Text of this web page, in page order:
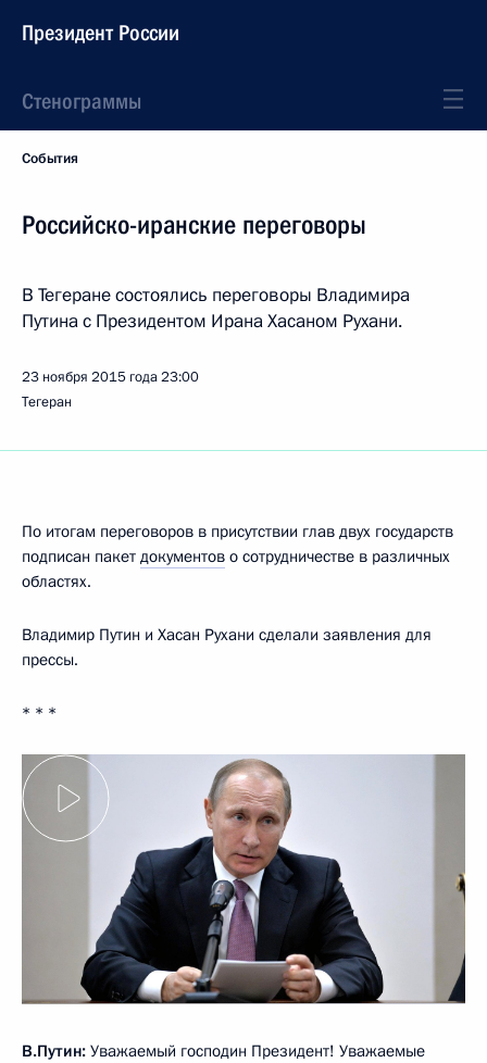
Президент России
Стенограммы
События
Российско-иранские переговоры
В Тегеране состоялись переговоры Владимира
Путина с Президентом Ирана Хасаном Рухани.
23 ноября 2015 года23:00
Тегеран
По итогам переговоров в присутствии глав двух государств
подписан пакет документов о сотрудничестве в различных
областях.
Владимир Путин и Хасан Рухани сделали заявления для
прессы.
* * *
В.Путин: Уважаемый господин Президент! Уважаемые